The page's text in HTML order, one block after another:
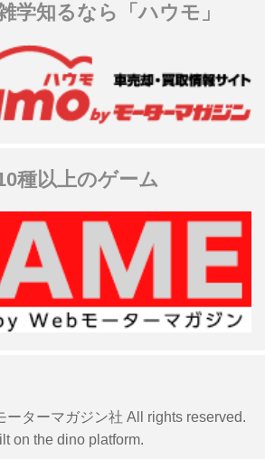
学知るなら「ハウモ」
種以上のゲーム
ターマガジン社 All rights reserved.
on the dino platform.